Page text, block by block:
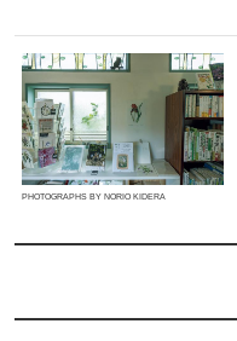
PHOTOGRAPHS BY NORIO KIDERA